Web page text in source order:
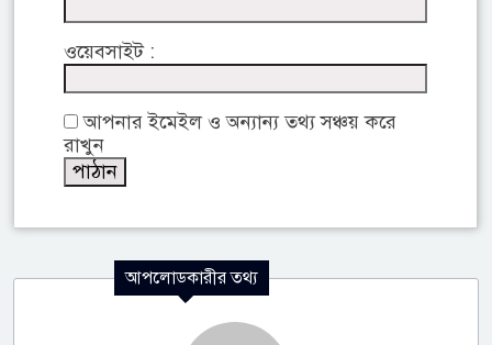
ওয়েবসাইট :
আপনার ইমেইল ও অন্যান্য তথ্য সঞ্চয় করে
রাখুন
আপলোডকারীর তথ্য